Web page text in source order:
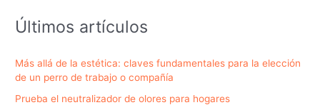
Últimos artículos
Más allá de la estética: claves fundamentales para la elección
de un perro de trabajo o compañía
Prueba el neutralizador de olores para hogares